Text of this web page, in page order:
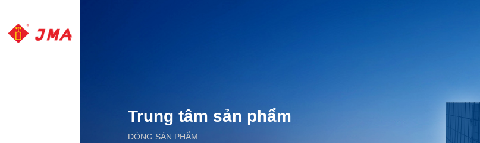
Trung tâm sản phẩm
DÒNG SẢN PHẨM